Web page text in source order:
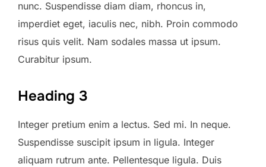
nunc. Suspendisse diam diam, rhoncus in,
imperdiet eget, iaculis nec, nibh. Proin commodo
risus quis velit. Nam sodales massa ut ipsum.
Curabitur ipsum.
Heading 3
Integer pretium enim a lectus. Sed mi. In neque.
Suspendisse suscipit ipsum in ligula. Integer
aliquam rutrum ante. Pellentesque ligula. Duis